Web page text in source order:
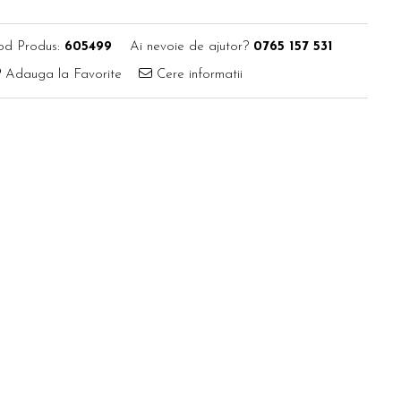
Produs: 605499 Ai nevoie de ajutor? 0765 157 531
Adauga la Favorite Cere informatii